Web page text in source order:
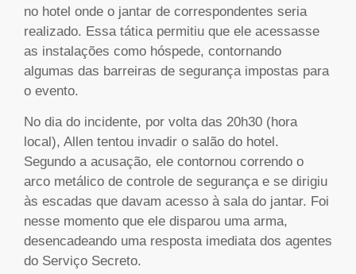
no hotel onde o jantar de correspondentes seria
realizado. Essa tática permitiu que ele acessasse
as instalações como hóspede, contornando
algumas das barreiras de segurança impostas para
o evento.
No dia do incidente, por volta das 20h30 (hora
local), Allen tentou invadir o salão do hotel.
Segundo a acusação, ele contornou correndo o
arco metálico de controle de segurança e se dirigiu
às escadas que davam acesso à sala do jantar. Foi
nesse momento que ele disparou uma arma,
desencadeando uma resposta imediata dos agentes
do Serviço Secreto.